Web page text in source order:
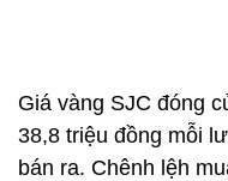
Giá vàng SJC đóng
38,8 triệu đồng mỗi
bán ra. Chênh lệh